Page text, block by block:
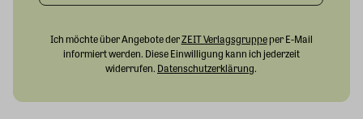
Ich möchte über Angebote derZEIT Verlagsgruppeper E-Mail
informiert werden. Diese Einwilligung kann ich jederzeit
widerrufen. Datenschutzerklärung.